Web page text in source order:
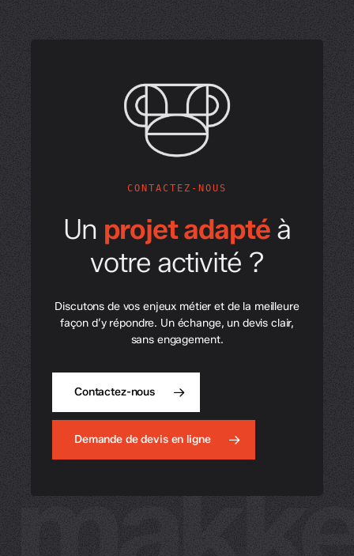
CONTACTEZ-NOUS
Un projet adapté à
votre activité ?
Discutons de vos enjeux métier et de la meilleure
façon d’y répondre. Un échange, un devis clair,
sans engagement.
Contactez-nous
Demande de devis en ligne